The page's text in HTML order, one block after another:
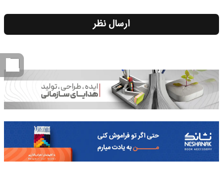
ارسال نظر